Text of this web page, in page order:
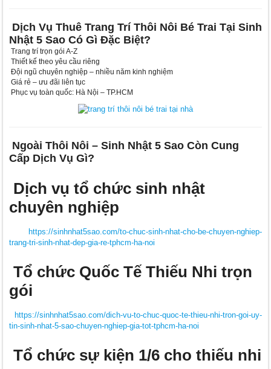
Dịch Vụ Thuê Trang Trí Thôi Nôi Bé Trai Tại Sinh
Nhật 5 Sao Có Gì Đặc Biệt?
Trang trí trọn gói A-Z
Thiết kế theo yêu cầu riêng
Đội ngũ chuyên nghiệp – nhiều năm kinh nghiệm
Giá rẻ – ưu đãi liên tục
Phục vụ toàn quốc: Hà Nội – TP.HCM
Ngoài Thôi Nôi – Sinh Nhật 5 Sao Còn Cung
Cấp Dịch Vụ Gì?
Dịch vụ tổ chức sinh nhật
chuyên nghiệp
https://sinhnhat5sao.com/to-chuc-sinh-nhat-cho-be-chuyen-nghiep-
trang-tri-sinh-nhat-dep-gia-re-tphcm-ha-noi
Tổ chức Quốc Tế Thiếu Nhi trọn
gói
https://sinhnhat5sao.com/dich-vu-to-chuc-quoc-te-thieu-nhi-tron-goi-uy-
tin-sinh-nhat-5-sao-chuyen-nghiep-gia-tot-tphcm-ha-noi
Tổ chức sự kiện 1/6 cho thiếu nhi